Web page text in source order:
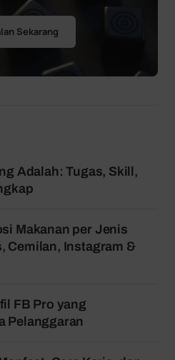
Sekarang
Adalah: Tugas, Skill,
Makanan per Jenis
Cemilan, Instagram &
FB Pro yang
Pelanggaran